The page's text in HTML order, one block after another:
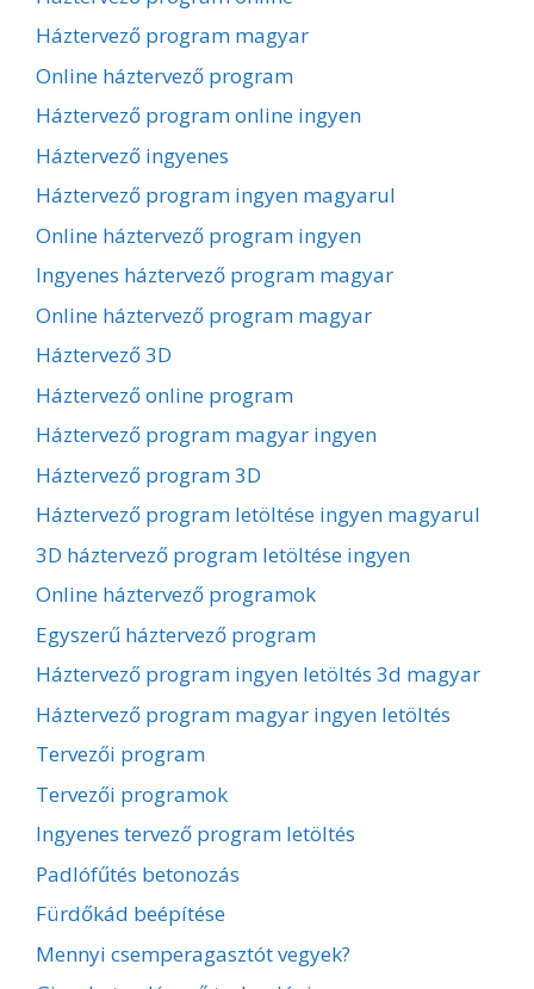
Háztervező program magyar
Online háztervező program
Háztervező program online ingyen
Háztervező ingyenes
Háztervező program ingyen magyarul
Online háztervező program ingyen
Ingyenes háztervező program magyar
Online háztervező program magyar
Háztervező 3D
Háztervező online program
Háztervező program magyar ingyen
Háztervező program 3D
Háztervező program letöltése ingyen magyarul
3D háztervező program letöltése ingyen
Online háztervező programok
Egyszerű háztervező program
Háztervező program ingyen letöltés 3d magyar
Háztervező program magyar ingyen letöltés
Tervezői program
Tervezői programok
Ingyenes tervező program letöltés
Padlófűtés betonozás
Fürdőkád beépítése
Mennyi csemperagasztót vegyek?